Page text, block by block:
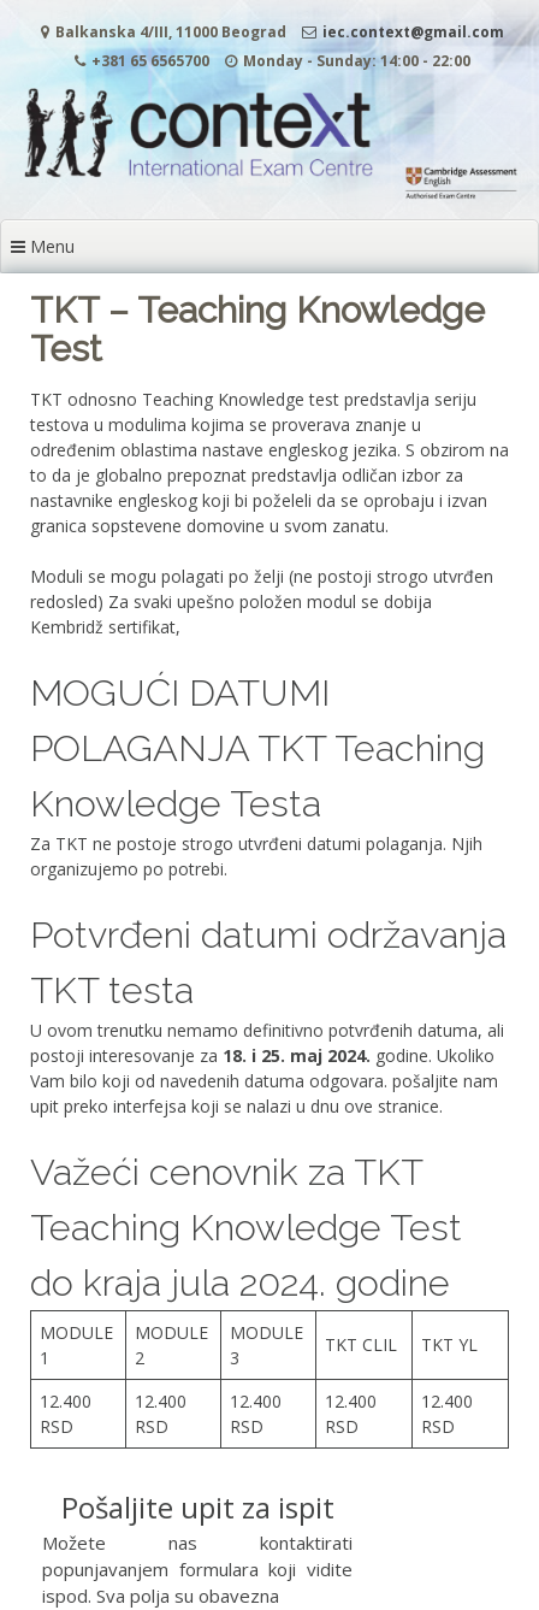
Balkanska 4/III, 11000 Beograd
iec.context@gmail.com
+381 65 6565700
Monday - Sunday: 14:00 - 22:00
Menu
TKT – Teaching Knowledge
Test
TKT odnosno Teaching Knowledge test predstavlja seriju
testova u modulima kojima se proverava znanje u
određenim oblastima nastave engleskog jezika. S obzirom na
to da je globalno prepoznat predstavlja odličan izbor za
nastavnike engleskog koji bi poželeli da se oprobaju i izvan
granica sopstevene domovine u svom zanatu.
Moduli se mogu polagati po želji (ne postoji strogo utvrđen
redosled) Za svaki upešno položen modul se dobija
Kembridž sertifikat,
MOGUĆI DATUMI
POLAGANJA TKT Teaching
Knowledge Testa
Za TKT ne postoje strogo utvrđeni datumi polaganja. Njih
organizujemo po potrebi.
Potvrđeni datumi održavanja
TKT testa
U ovom trenutku nemamo definitivno potvrđenih datuma, ali
postoji interesovanje za 18. i 25. maj 2024. godine. Ukoliko
Vam bilo koji od navedenih datuma odgovara. pošaljite nam
upit preko interfejsa koji se nalazi u dnu ove stranice.
Važeći cenovnik za TKT
Teaching Knowledge Test
do kraja jula 2024. godine
MODULE
1
MODULE
2
MODULE
3
TKT CLIL TKT YL
12.400
RSD
12.400
RSD
12.400
RSD
12.400
RSD
12.400
RSD
Pošaljite upit za ispit
Možete nas kontaktirati
popunjavanjem formulara koji vidite
ispod. Sva polja su obavezna